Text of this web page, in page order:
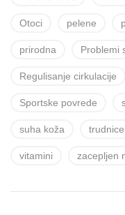
Otoci pelene
prirodna Problemi
Regulisanje cirkulacije
Sportske povrede
suha koža trudnice
vitamini zacepljen